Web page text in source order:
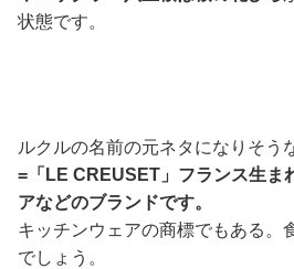
状態です。
ルクルの名前の元ネタになりそう
=「LE CREUSET」フランス生ま
アなどのブランドです。
キッチンウェアの商標でもある。
でしょう。